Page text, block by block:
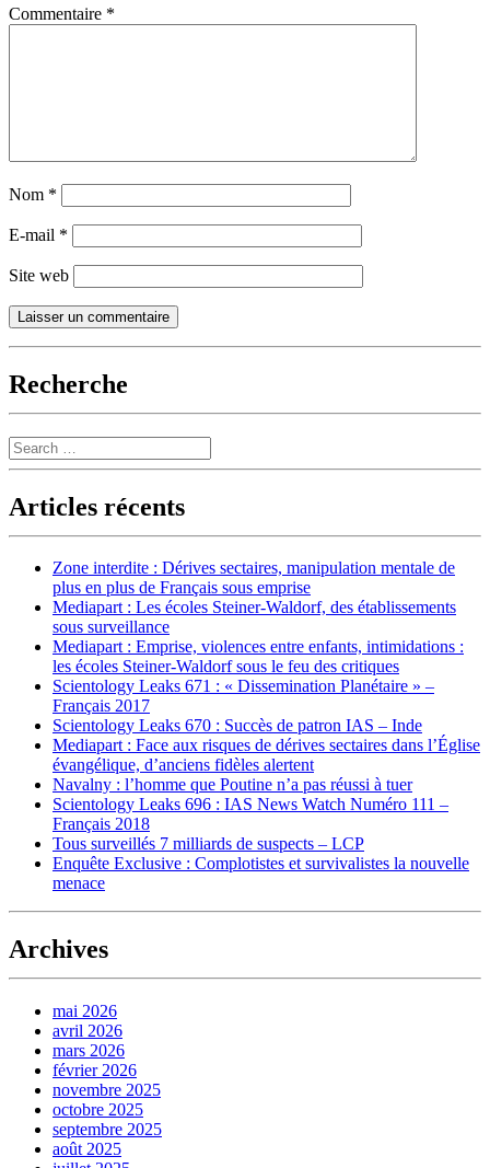
Commentaire *
Nom *
E-mail *
Site web
Recherche
Search
Articles récents
Zone interdite : Dérives sectaires, manipulation mentale de
plus en plus de Français sous emprise
Mediapart : Les écoles Steiner-Waldorf, des établissements
sous surveillance
Mediapart : Emprise, violences entre enfants, intimidations :
les écoles Steiner-Waldorf sous le feu des critiques
Scientology Leaks 671 : « Dissemination Planétaire » –
Français 2017
Scientology Leaks 670 : Succès de patron IAS – Inde
Mediapart : Face aux risques de dérives sectaires dans l’Église
évangélique, d’anciens fidèles alertent
Navalny : l’homme que Poutine n’a pas réussi à tuer
Scientology Leaks 696 : IAS News Watch Numéro 111 –
Français 2018
Tous surveillés 7 milliards de suspects – LCP
Enquête Exclusive : Complotistes et survivalistes la nouvelle
menace
Archives
mai 2026
avril 2026
mars 2026
février 2026
novembre 2025
octobre 2025
septembre 2025
août 2025